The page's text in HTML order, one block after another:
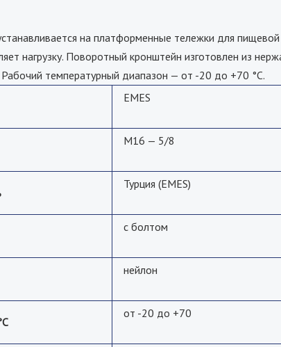
на платформенные тележки для
нагрузку. Поворотный кронштейн изготовлен из
температурный диапазон — от -20 до +70 °С.
EMES
M16 — 5/8
Турция (EMES)
с болтом
нейлон
от -20 до +70